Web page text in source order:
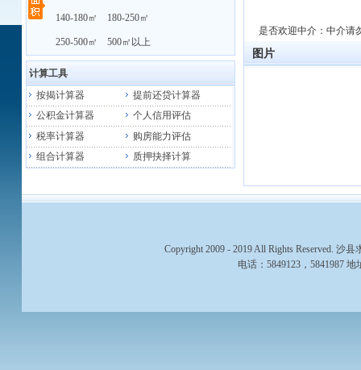
140-180㎡ 180-250㎡
250-500㎡ 500㎡以上
计算工具
按揭计算器
提前还贷计算器
公积金计算器
个人信用评估
税率计算器
购房能力评估
组合计算器
质押抉择计算
是否欢迎中介：中介请
图片
Copyright 2009 - 2019 All Rights Reserved. 沙
电话：5849123，5841987